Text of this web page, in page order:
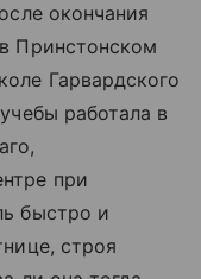
окончания
Принстонском
Гарвардского
работала в
при
быстро и
строя